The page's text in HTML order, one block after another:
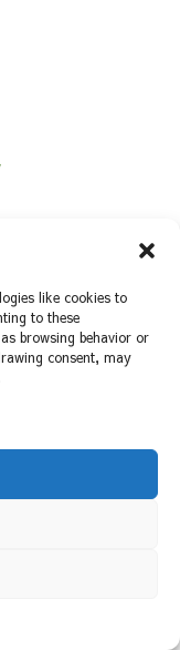
like cookies to
to these
browsing behavior or
consent, may
お問い合わせ